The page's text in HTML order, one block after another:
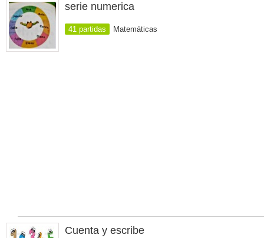
serie numerica
41 partidas Matemáticas
Cuenta y escribe